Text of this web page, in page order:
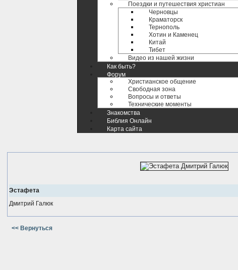
Поездки и путешествия христиан
Черновцы
Краматорск
Тернополь
Хотин и Каменец
Китай
Тибет
Видео из нашей жизни
Как быть?
Форум
Христианское общение
Свободная зона
Вопросы и ответы
Технические моменты
Знакомства
Библия Онлайн
Карта сайта
Эстафета
Дмитрий Галюк
<< Вернуться